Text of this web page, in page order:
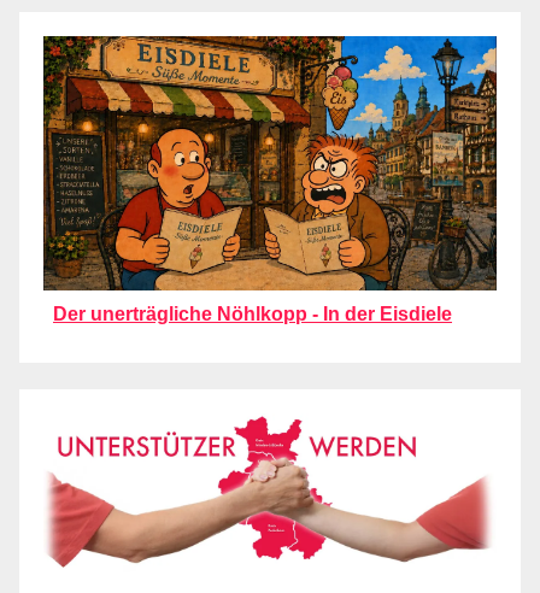
Der unerträgliche Nöhlkopp - In der Eisdiele